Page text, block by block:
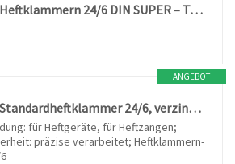
Novus Heftklammern 24/6 DIN SUPER – Tackerklammern für Büroheftgeräte und Heftzangen, 10.000 Stück in 10 Packungen à 1.000 Stück
ANGEBOT
Novus Standardheftklammer 24/6, verzinkt, 1000 Stück pro Packung (5x1000), 6mm, für Papierstapel bis 25 Blatt
für Heftgeräte, für Heftzangen;
präzise verarbeitet; Heftklammern-